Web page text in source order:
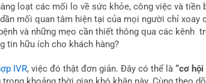
loạt các mối lo về sức khỏe, công việc và tiền
mối quan tâm hiện tại của mọi người chỉ xoay
và những mẹo cần thiết thông qua các kênh
tin hữu ích cho khách hàng?
IVR, việc đó thật đơn giản. Đây có thể là“cơ